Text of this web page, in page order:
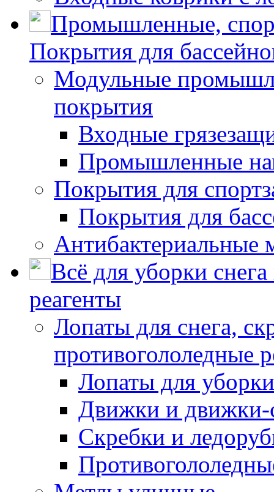
Промышленные,
Покрытия для
Модульные
покрытия
Входные
Промышленные
Покрытия для
Покрытия для
Антибактериальные
Всё для уборки
реагенты
Лопаты для снега,
противогололедные
Лопаты для
Движки и движки-
Скребки и